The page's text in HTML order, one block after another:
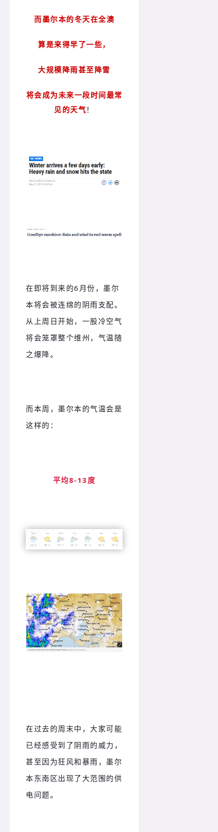
而墨尔本的冬天在全澳
算是来得早了一些，
大规模降雨甚至降雪
将会成为未来一段时间最常
见的天气 ！
在即将到来的6月份，墨尔
本将会被连绵的阴雨支配。
从上周日开始，一股冷空气
将会笼罩整个维州，气温随
之爆降。
而本周，墨尔本的气温会是
这样的：
平均8-13度
在过去的周末中，大家可能
已经感受到了阴雨的威力，
甚至因为狂风和暴雨，墨尔
本东南区出现了大范围的供
电问题。